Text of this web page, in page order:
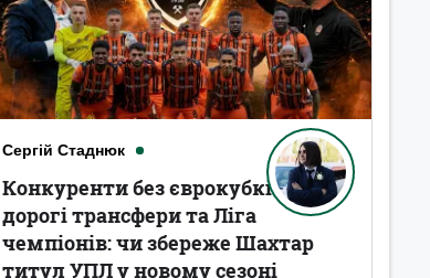
Сергій Стаднюк
Конкуренти без єврокубків,
дорогі трансфери та Ліга
чемпіонів: чи збереже Шахтар
титул УПЛ у новому сезоні